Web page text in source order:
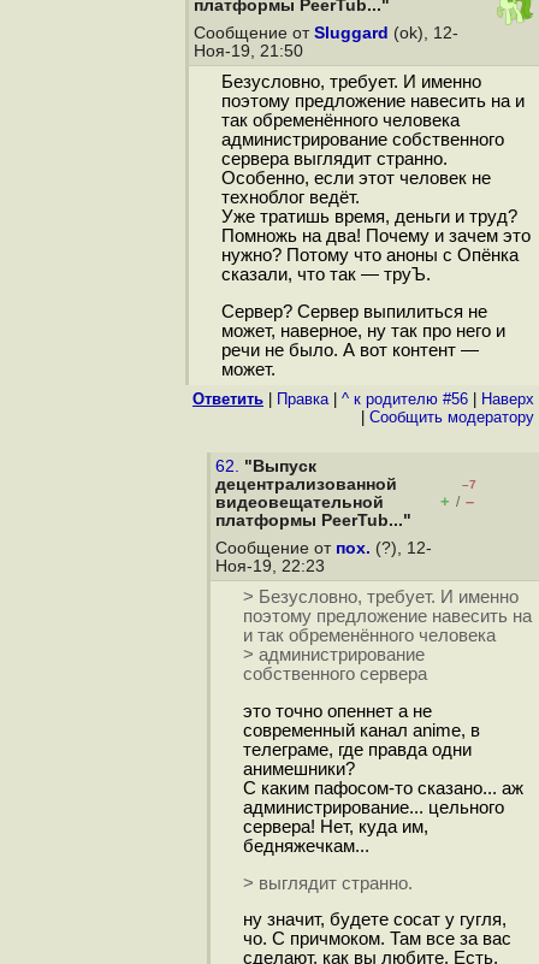
платформы PeerTub..."
Сообщение от Sluggard (ok), 12-
Ноя-19, 21:50
Безусловно, требует. И именно
поэтому предложение навесить на и
так обременённого человека
администрирование собственного
сервера выглядит странно.
Особенно, если этот человек не
техноблог ведёт.
Уже тратишь время, деньги и труд?
Помножь на два! Почему и зачем это
нужно? Потому что аноны с Опёнка
сказали, что так — труЪ.
Сервер? Сервер выпилиться не
может, наверное, ну так про него и
речи не было. А вот контент —
может.
Ответить Правка| ^ к родителю #56
Наверх
Cообщить модератору
62. "Выпуск
децентрализованной
видеовещательной
платформы PeerTub..."
–7
+ / –
Сообщение от пох. (?), 12-
Ноя-19, 22:23
> Безусловно, требует. И именно
поэтому предложение навесить на
и так обременённого человека
> администрирование
собственного сервера
это точно опеннет а не
современный канал anime, в
телеграме, где правда одни
анимешники?
С каким пафосом-то сказано... аж
администрирование... цельного
сервера! Нет, куда им,
бедняжечкам...
> выглядит странно.
ну значит, будете cocaт у гугля,
чо. С причмоком. Там все за вас
сделают, как вы любите. Есть,